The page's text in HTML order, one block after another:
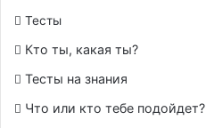
Тесты
Кто ты, какая ты?
Тесты на знания
Что или кто тебе подойдет?